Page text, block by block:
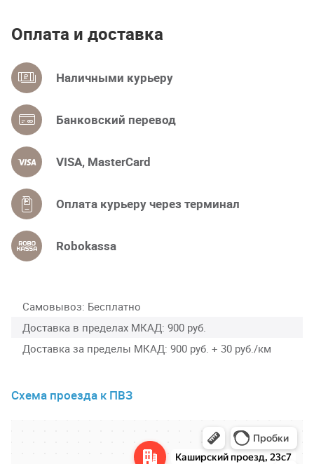
Оплата и доставка
Наличными курьеру
Банковский перевод
VISA, MasterCard
Оплата курьеру через терминал
Robokassa
Самовывоз Бесплатно
Доставка в пределах МКАД 900 руб.
Доставка за пределы МКАД 900 руб. + 30 руб./км
Схема проезда к ПВЗ